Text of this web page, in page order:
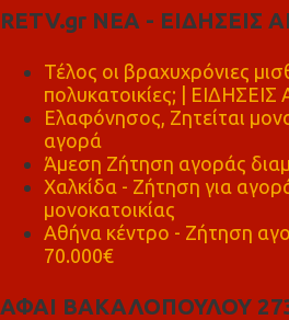
RETV.gr ΝΕΑ - ΕΙΔΗΣΕΙΣ
Τέλος οι βραχυχρόνιες
πολυκατοικίες; |
Ελαφόνησος, Ζητείται
αγορά
Άμεση Ζήτηση αγοράς
Χαλκίδα - Ζήτηση για
μονοκατοικίας
Αθήνα κέντρο - Ζήτηση
70.000€
ΑΦΑΙ ΒΑΚΑΛΟΠΟΥΛΟΥ